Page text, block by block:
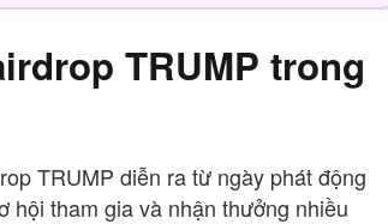
TRUMP trong
TRUMP diễn ra từ ngày phát động
hội tham gia và nhận thưởng nhiều